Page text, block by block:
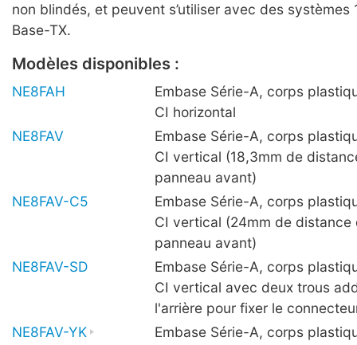
non blindés, et peuvent s’utiliser avec des systèmes
Base-TX.
Modèles disponibles :
NE8FAH
Embase Série-A, corps
CI horizontal
NE8FAV
Embase Série-A, corps
CI vertical (18,3mm de
panneau avant)
NE8FAV-C5
Embase Série-A, corps
CI vertical (24mm de distance
panneau avant)
NE8FAV-SD
Embase Série-A, corps
CI vertical avec deux trous
l'arrière pour fixer le
NE8FAV-YK
Embase Série-A, corps